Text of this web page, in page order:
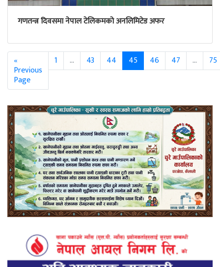
गणतन्त्र दिवसमा नेपाल टेलिकमको अनलिमिटेड अफर
«
Previous
Page
1 ... 43 44 45 46 47 ... 75